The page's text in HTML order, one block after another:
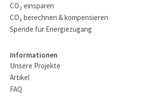
CO₂ einsparen
CO₂ berechnen & kompensieren
Spende für Energiezugang
Informationen
Unsere Projekte
Artikel
FAQ